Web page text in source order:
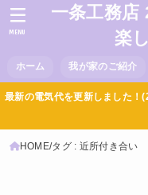
一条工務店
楽
ホーム 我が家のご紹介
MENU
最新の電気代を更新しました
HOME タグ : 近所付き合い